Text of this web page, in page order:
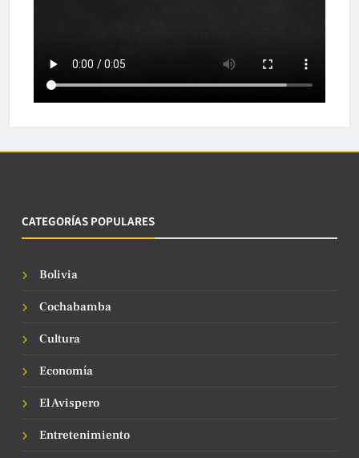
CATEGORÍAS POPULARES
Bolivia
Cochabamba
Cultura
Economía
El Avispero
Entretenimiento